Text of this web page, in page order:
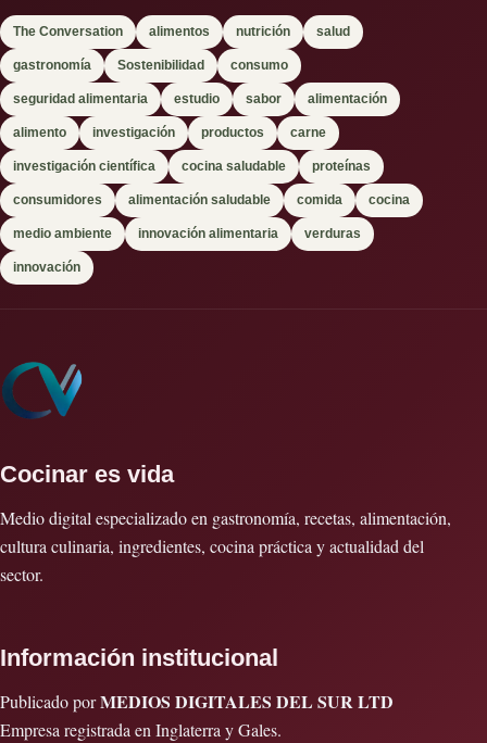
The Conversation alimentos nutrición salud
gastronomía Sostenibilidad consumo
seguridad alimentaria estudio sabor alimentación
alimento investigación productos carne
investigación científica cocina saludable proteínas
consumidores alimentación saludable comida cocina
medio ambiente innovación alimentaria verduras
innovación
Cocinar es vida
Medio digital especializado en gastronomía, recetas, alimentación,
cultura culinaria, ingredientes, cocina práctica y actualidad del
sector.
Información institucional
Publicado porMEDIOS DIGITALES DEL SUR LTD
Empresa registrada en Inglaterra y Gales.